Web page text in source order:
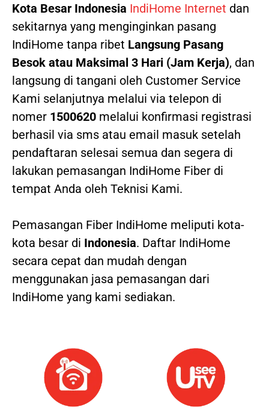
Kota Besar Indonesia IndiHome Internet dan
sekitarnya yang menginginkan pasang
IndiHome tanpa ribet Langsung Pasang
Besok atau Maksimal 3 Hari (Jam Kerja), dan
langsung di tangani oleh Customer Service
Kami selanjutnya melalui via telepon di
nomer 1500620 melalui konfirmasi registrasi
berhasil via sms atau email masuk setelah
pendaftaran selesai semua dan segera di
lakukan pemasangan IndiHome Fiber di
tempat Anda oleh Teknisi Kami.
Pemasangan Fiber IndiHome meliputi kota-
kota besar di Indonesia. Daftar IndiHome
secara cepat dan mudah dengan
menggunakan jasa pemasangan dari
IndiHome yang kami sediakan.